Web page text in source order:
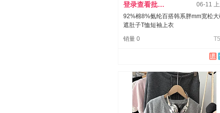
登录查看批发价
06-11
92%棉8%氨纶百搭韩系胖mm宽松
遮肚子T恤短袖上衣
销量 0